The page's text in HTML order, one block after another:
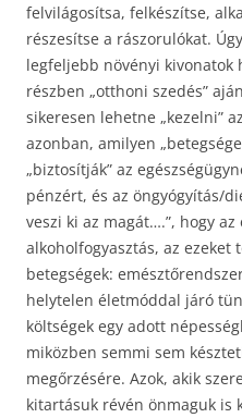
felvilágosítsa, felkészítse,
részesítse a rászorulókat.
legfeljebb növényi kivonatok
részben „otthoni szedés”
sikeresen lehetne „kezelni”
azonban, amilyen
„biztosítják” az
pénzért, és az öngyógyítás/
veszi ki az magát….”, hogy
alkoholfogyasztás, az ezeket
betegségek:
helytelen életmóddal járó
költségek egy adott
miközben semmi sem
megőrzésére. Azok, akik
kitartásuk révén önmaguk is